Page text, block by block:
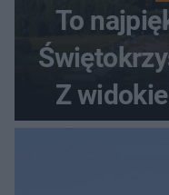
To
Z
szczyt